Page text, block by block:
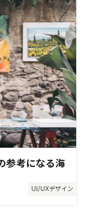
UI/UXデザイン
参考になる海